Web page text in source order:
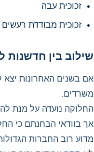
זכוכית עבה
זכוכית מבודדת רעשים
שילוב בין חדשנות
אם בשנים האחרונות יצא
משרדים.
החלוקה נועדה על מנת
אך בוודאי הבחנתם כי
מדוע רוב החברות